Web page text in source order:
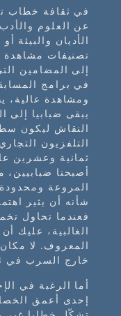
في ثقافة خطاب
عن العلوم
الأديان والبيئة
تصنيفات مشاهدة
إلى المضامين
في برامج
ومشاهدة عالية،
يبقى ضبابيا إلى
النقاش ليكون
التلفزيون
ثمانية وعشرين
أصبحنا
المروعة
شأنه أن يثير
فعندما تحاول
الغالبية، عليك
المعروف. لا مكان
خارج السرب في
أما الرغبة في
إحدى أعمق